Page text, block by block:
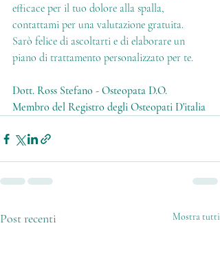
efficace per il tuo dolore alla spalla,
contattami per una valutazione gratuita.
Sarò felice di ascoltarti e di elaborare un
piano di trattamento personalizzato per te.
Dott. Ross Stefano - Osteopata D.O.
Membro del Registro degli Osteopati D'italia
Post recenti Mostra tutti